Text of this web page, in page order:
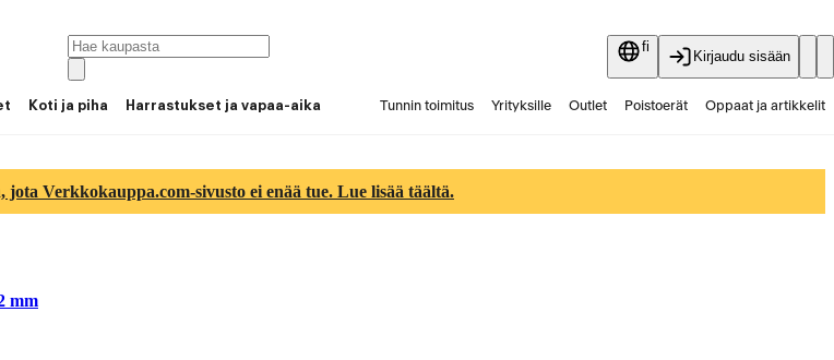
fi
Kirjaudu sisään
Koti ja piha Harrastukset ja vapaa-aika Tunnin toimitus Yrityksille Outlet Poistoerät Oppaat ja artikkelit
jota Verkkokauppa.com-sivusto ei enää tue. Lue lisää täältä.
mm